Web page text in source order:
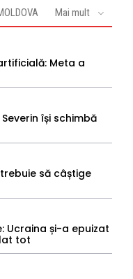
Mai mult
Meta a
își schimbă
să câștige
Ucraina și-a epuizat
tot